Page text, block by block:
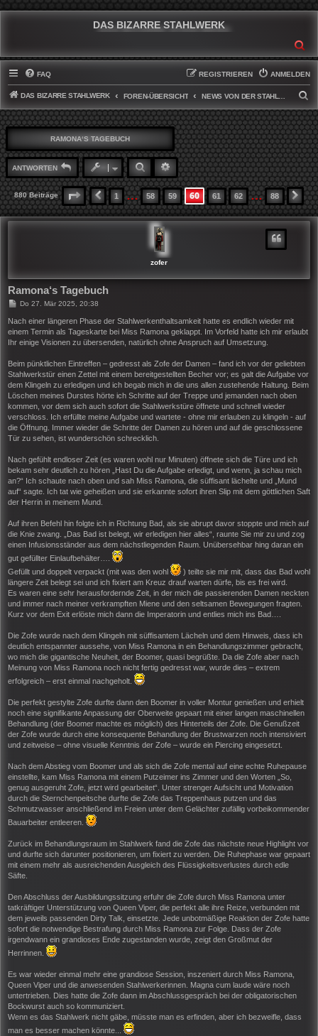
DAS BIZARRE STAHLWERK
FAQ ANMELDEN
REGISTRIEREN
DAS BIZARRE STAHLWERK FOREN-ÜBERSICHT
U
C
H
E
RAMONA‘S TAGEBUCH
ANTWORTEN SUCHE ERWEITERTE SUCHE
880 Beiträge SEITE 60 VON88
VORHERIGE
1 … 58 59 60 61 62 … 88
zofer
Ramona‘s Tagebuch
B
i
t
r
a
Do 27. Mär 2025, 20:38
Nach einer längeren Phase der Stahlwerkenthaltsamkeit hatte es endlich wieder mit
einem Termin als Tageskarte bei Miss Ramona geklappt. Im Vorfeld hatte ich mir erlaubt
Ihr einige Visionen zu übersenden, natürlich ohne Anspruch auf Umsetzung.
Beim pünktlichen Eintreffen – gedresst als Zofe der Damen – fand ich vor der geliebten
Stahlwerkstür einen Zettel mit einem bereitgestellten Becher vor; es galt die Aufgabe vor
dem Klingeln zu erledigen und ich begab mich in die uns allen zustehende Haltung. Beim
Löschen meines Durstes hörte ich Schritte auf der Treppe und jemanden nach oben
kommen, vor dem sich auch sofort die Stahlwerkstüre öffnete und schnell wieder
verschloss. Ich erfüllte meine Aufgabe und wartete - ohne mir erlauben zu klingeln - auf
die Öffnung. Immer wieder die Schritte der Damen zu hören und auf die geschlossene
Tür zu sehen, ist wunderschön schrecklich.
Nach gefühlt endloser Zeit (es waren wohl nur Minuten) öffnete sich die Türe und ich
bekam sehr deutlich zu hören „Hast Du die Aufgabe erledigt, und wenn, ja schau mich
an?“ Ich schaute nach oben und sah Miss Ramona, die süffisant lächelte und „Mund
auf“ sagte. Ich tat wie geheißen und sie erkannte sofort ihren Slip mit dem göttlichen Saft
der Herrin in meinem Mund.
Auf ihren Befehl hin folgte ich in Richtung Bad, als sie abrupt davor stoppte und mich auf
die Knie zwang. „Das Bad ist belegt, wir erledigen hier alles“, raunte Sie mir zu und zog
einen Infusionsständer aus dem nächstliegenden Raum. Unübersehbar hing daran ein
gut gefüllter Einlaufbehälter….
Gefüllt und doppelt verpackt (mit was den wohl
) teilte sie mir mit, dass das Bad wohl
längere Zeit belegt sei und ich fixiert am Kreuz drauf warten dürfe, bis es frei wird.
Es waren eine sehr herausfordernde Zeit, in der mich die passierenden Damen neckten
und immer nach meiner verkrampften Miene und den seltsamen Bewegungen fragten.
Kurz vor dem Exit erlöste mich dann die Imperatorin und entlies mich ins Bad….
Die Zofe wurde nach dem Klingeln mit süffisantem Lächeln und dem Hinweis, dass ich
deutlich entspannter aussehe, von Miss Ramona in ein Behandlungszimmer gebracht,
wo mich die gigantische Neuheit, der Boomer, quasi begrüßte. Da die Zofe aber nach
Meinung von Miss Ramona noch nicht fertig gedresst war, wurde dies – extrem
erfolgreich – erst einmal nachgeholt.
Die perfekt gestylte Zofe durfte dann den Boomer in voller Montur genießen und erhielt
noch eine signifikante Anpassung der Oberweite gepaart mit einer langen maschinellen
Behandlung (der Boomer machte es möglich) des Hinterteils der Zofe. Die Genußzeit
der Zofe wurde durch eine konsequente Behandlung der Brustwarzen noch intensiviert
und zeitweise – ohne visuelle Kenntnis der Zofe – wurde ein Piercing eingesetzt.
Nach dem Abstieg vom Boomer und als sich die Zofe mental auf eine echte Ruhepause
einstellte, kam Miss Ramona mit einem Putzeimer ins Zimmer und den Worten „So,
genug ausgeruht Zofe, jetzt wird gearbeitet“. Unter strenger Aufsicht und Motivation
durch die Sternchenpeitsche durfte die Zofe das Treppenhaus putzen und das
Schmutzwasser anschließend im Freien unter dem Gelächter zufällig vorbeikommender
Bauarbeiter entleeren.
Zurück im Behandlungsraum im Stahlwerk fand die Zofe das nächste neue Highlight vor
und durfte sich darunter positionieren, um fixiert zu werden. Die Ruhephase war gepaart
mit einem mehr als ausreichenden Ausgleich des Flüssigkeitsverlustes durch edle
Säfte.
Den Abschluss der Ausbildungssitzung erfuhr die Zofe durch Miss Ramona unter
tatkräftiger Unterstützung von Queen Viper, die perfekt alle ihre Reize, verbunden mit
dem jeweils passenden Dirty Talk, einsetzte. Jede unbotmäßige Reaktion der Zofe hatte
sofort die notwendige Bestrafung durch Miss Ramona zur Folge. Dass der Zofe
irgendwann ein grandioses Ende zugestanden wurde, zeigt den Großmut der
Herrinnen.
Es war wieder einmal mehr eine grandiose Session, inszeniert durch Miss Ramona,
Queen Viper und die anwesenden Stahlwerkerinnen. Magna cum laude wäre noch
untertrieben. Dies hatte die Zofe dann im Abschlussgespräch bei der obligatorischen
Bockwurst auch so kommuniziert.
Wenn es das Stahlwerk nicht gäbe, müsste man es erfinden, aber ich bezweifle, dass
man es besser machen könnte...